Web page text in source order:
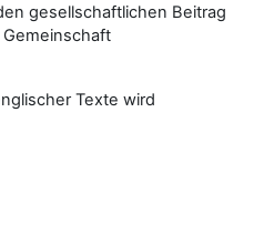
gesellschaftlichen Beitrag
Texte wird